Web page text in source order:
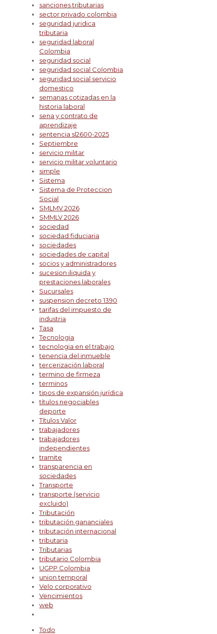
sanciones tributarias
sector privado colombia
seguridad juridica
tributaria
seguridad laboral
Colombia
seguridad social
seguridad social Colombia
seguridad social servicio
domestico
semanas cotizadas en la
historia laboral
sena y contrato de
aprendizaje
sentencia sl2600-2025
Septiembre
servicio militar
servicio militar voluntario
simple
Sistema
Sistema de Proteccion
Social
SMLMV 2026
SMMLV 2026
sociedad
sociedad fiduciaria
sociedades
sociedades de capital
socios y administradores
sucesion iliquida y
prestaciones laborales
Sucursales
suspension decreto 1390
tarifas del impuesto de
industria
Tasa
Tecnologia
tecnologia en el trabajo
tenencia del inmueble
tercerización laboral
termino de firmeza
terminos
tipos de expansión jurídica
títulos negociables
deporte
Títulos Valor
trabajadores
trabajadores
independientes
tramite
transparencia en
sociedades
Transporte
transporte (servicio
excluido)
Tributación
tributación gananciales
tributación internacional
tributaria
Tributarias
tributario Colombia
UGPP Colombia
union temporal
Velo corporativo
Vencimientos
web
Todo